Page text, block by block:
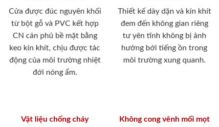
Cửa được đúc nguyên khối
từ bột gỗ và PVC kết hợp
CN cán phủ bề mặt bằng
keo kín khít, chịu được tác
động của môi trường nhiệt
đới nóng ẩm.
Thiết kế dày dặn và kín khít
đem đến không gian riêng
tư yên tĩnh không bị ảnh
hưởng bới tiếng ồn trong
môi trường xung quanh.
Vật liệu chống cháy Không cong vênh mối mọt